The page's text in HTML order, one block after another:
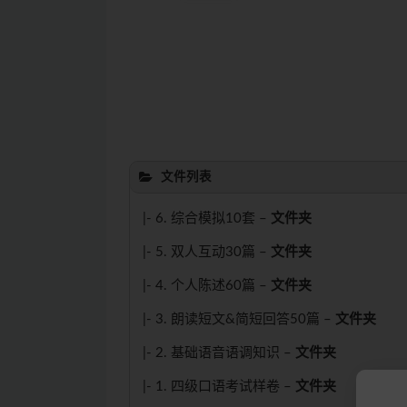
文件列表
|- 6. 综合模拟10套 – 文件夹
|- 5. 双人互动30篇 – 文件夹
|- 4. 个人陈述60篇 – 文件夹
|- 3. 朗读短文&简短回答50篇 – 文件夹
|- 2. 基础语音语调知识 – 文件夹
|- 1. 四级口语考试样卷 – 文件夹